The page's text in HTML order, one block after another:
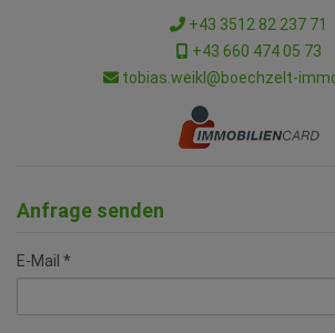
+43 3512 82 237 71
+43 660 474 05 73
tobias.weikl@boechzelt-
Anfrage senden
E-Mail